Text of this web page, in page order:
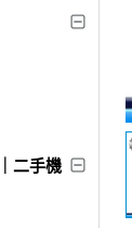
二手機